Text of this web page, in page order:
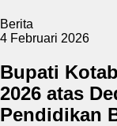
Berita
4 Februari 2026
Bupati
2026 atas
Pendidikan